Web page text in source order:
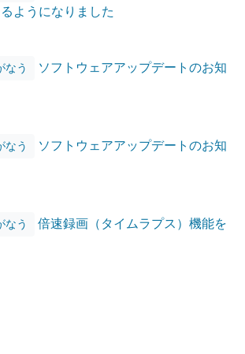
ようになりました
なう
ソフトウェアアップデートのお知
なう
ソフトウェアアップデートのお知
なう
倍速録画（タイムラプス）機能を